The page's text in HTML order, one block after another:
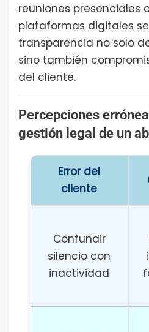
reuniones presenciales
plataformas digitales
transparencia no solo
sino también
del cliente.
Percepciones
gestión legal de un
Error del
cliente
Confundir
silencio con
inactividad